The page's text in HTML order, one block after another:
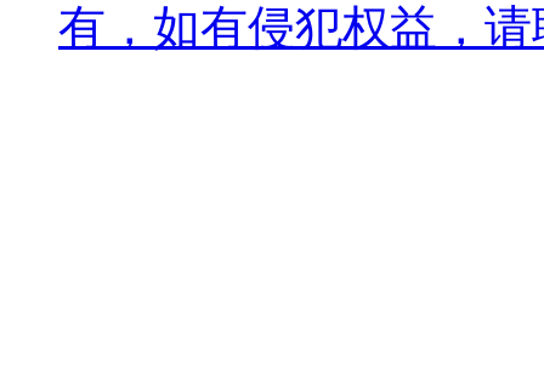
有，如有侵犯权益，